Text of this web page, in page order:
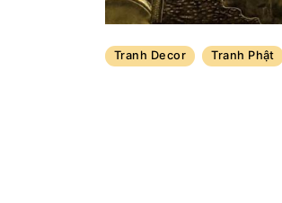
Tranh Decor Tranh Phật